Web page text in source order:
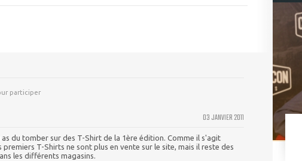
participer
03 JANVIER 2011
du tomber sur des T-Shirt de la 1ère édition. Comme il s'agit
T-Shirts ne sont plus en vente sur le site, mais il reste des
les différents magasins.